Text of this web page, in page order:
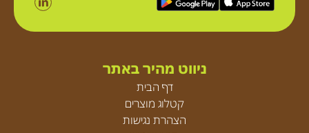
ניווט מהיר באתר
דף הבית
קטלוג מוצרים
הצהרת נגישות